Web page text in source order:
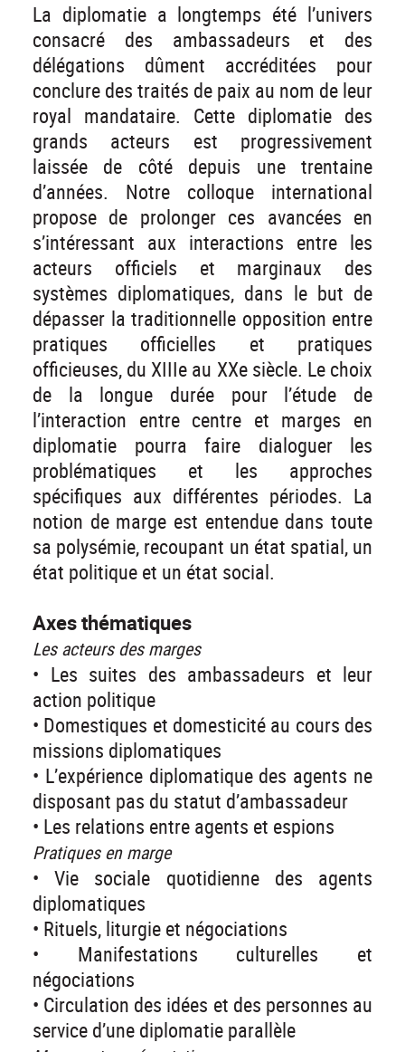
La diplomatie a longtemps été l’univers
consacré des ambassadeurs et des
délégations dûment accréditées pour
conclure des traités de paix au nom de leur
royal mandataire. Cette diplomatie des
grands acteurs est progressivement
laissée de côté depuis une trentaine
d’années. Notre colloque international
propose de prolonger ces avancées en
s’intéressant aux interactions entre les
acteurs officiels et marginaux des
systèmes diplomatiques, dans le but de
dépasser la traditionnelle opposition entre
pratiques officielles et pratiques
officieuses, du XIIIe au XXe siècle. Le choix
de la longue durée pour l’étude de
l’interaction entre centre et marges en
diplomatie pourra faire dialoguer les
problématiques et les approches
spécifiques aux différentes périodes. La
notion de marge est entendue dans toute
sa polysémie, recoupant un état spatial, un
état politique et un état social.
Axes thématiques
Les acteurs des marges
• Les suites des ambassadeurs et leur
action politique
• Domestiques et domesticité au cours des
missions diplomatiques
• L’expérience diplomatique des agents ne
disposant pas du statut d’ambassadeur
• Les relations entre agents et espions
Pratiques en marge
• Vie sociale quotidienne des agents
diplomatiques
• Rituels, liturgie et négociations
• Manifestations culturelles et
négociations
• Circulation des idées et des personnes au
service d’une diplomatie parallèle